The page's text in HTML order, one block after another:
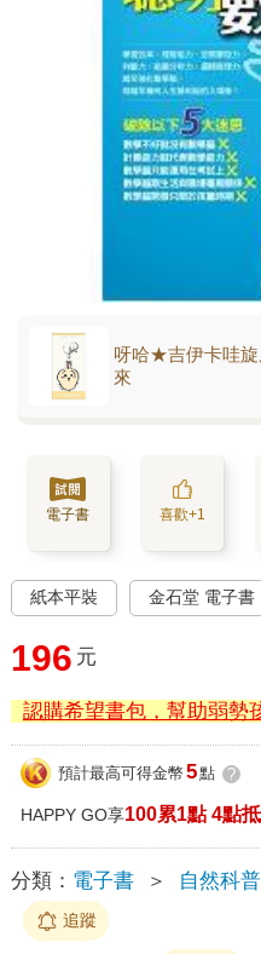
呀哈★吉伊卡哇旋
來
電子書 喜歡+1
紙本平裝 金石堂 電子書
196 元
認購希望書包，幫助弱勢
預計最高可得金幣 5點 ?
HAPPY GO享100累1點 4點
分類： 電子書 ＞ 自然科普
追蹤